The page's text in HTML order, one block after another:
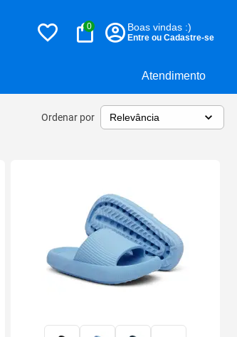
Atendimento
0 Boas vindas :)
Entre ou Cadastre-se
Ordenar por